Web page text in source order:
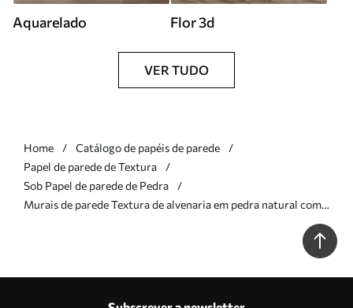
Aquarelado Flor 3d
VER TUDO
Home
Catálogo de papéis de parede
Papel de parede de Textura
Sob Papel de parede de Pedra
Murais de parede Textura de alvenaria em pedra natural com